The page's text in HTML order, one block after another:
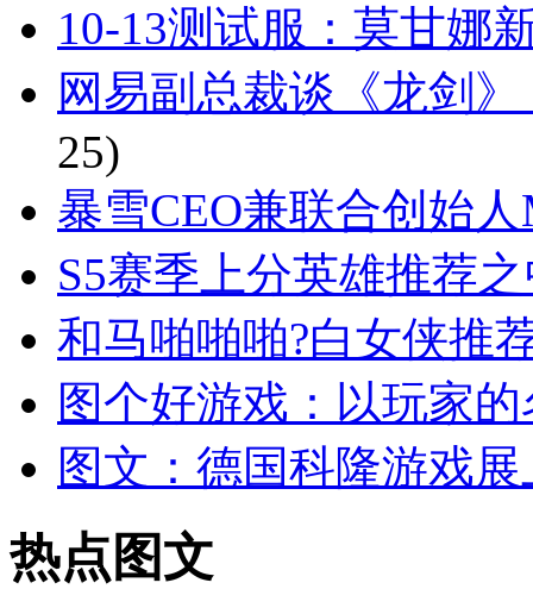
10-13测试服：莫甘娜
网易副总裁谈《龙剑
25)
暴雪CEO兼联合创始
S5赛季上分英雄推荐
和马啪啪啪?白女侠推
图个好游戏：以玩家
图文：德国科隆游戏
热点图文